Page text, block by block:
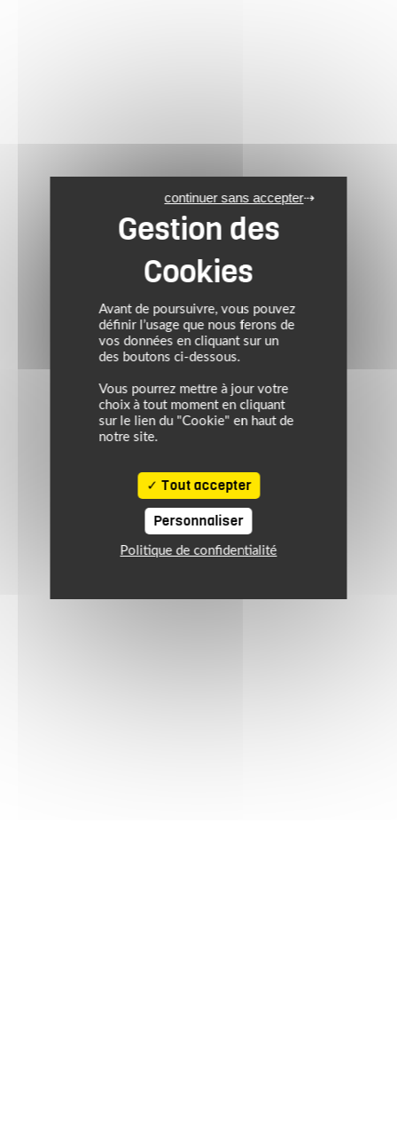
Avant de poursuivre, vous pouvez
définir l’usage que nous ferons de
vos données en cliquant sur un
des boutons ci-dessous.
Vous pourrez mettre à jour votre
choix à tout moment en cliquant
sur le lien du "Cookie" en haut de
notre site.
Tout accepter
continuer sans accepter
Personnaliser
Politique de confidentialité